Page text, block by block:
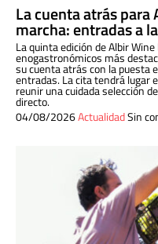
La cuenta atrás para
marcha: entradas a
La quinta edición de Albir
enogastronómicos más
su cuenta atrás con la puesta
entradas. La cita tendrá lugar
reunir una cuidada selección
directo.
04/08/2026ActualidadSin